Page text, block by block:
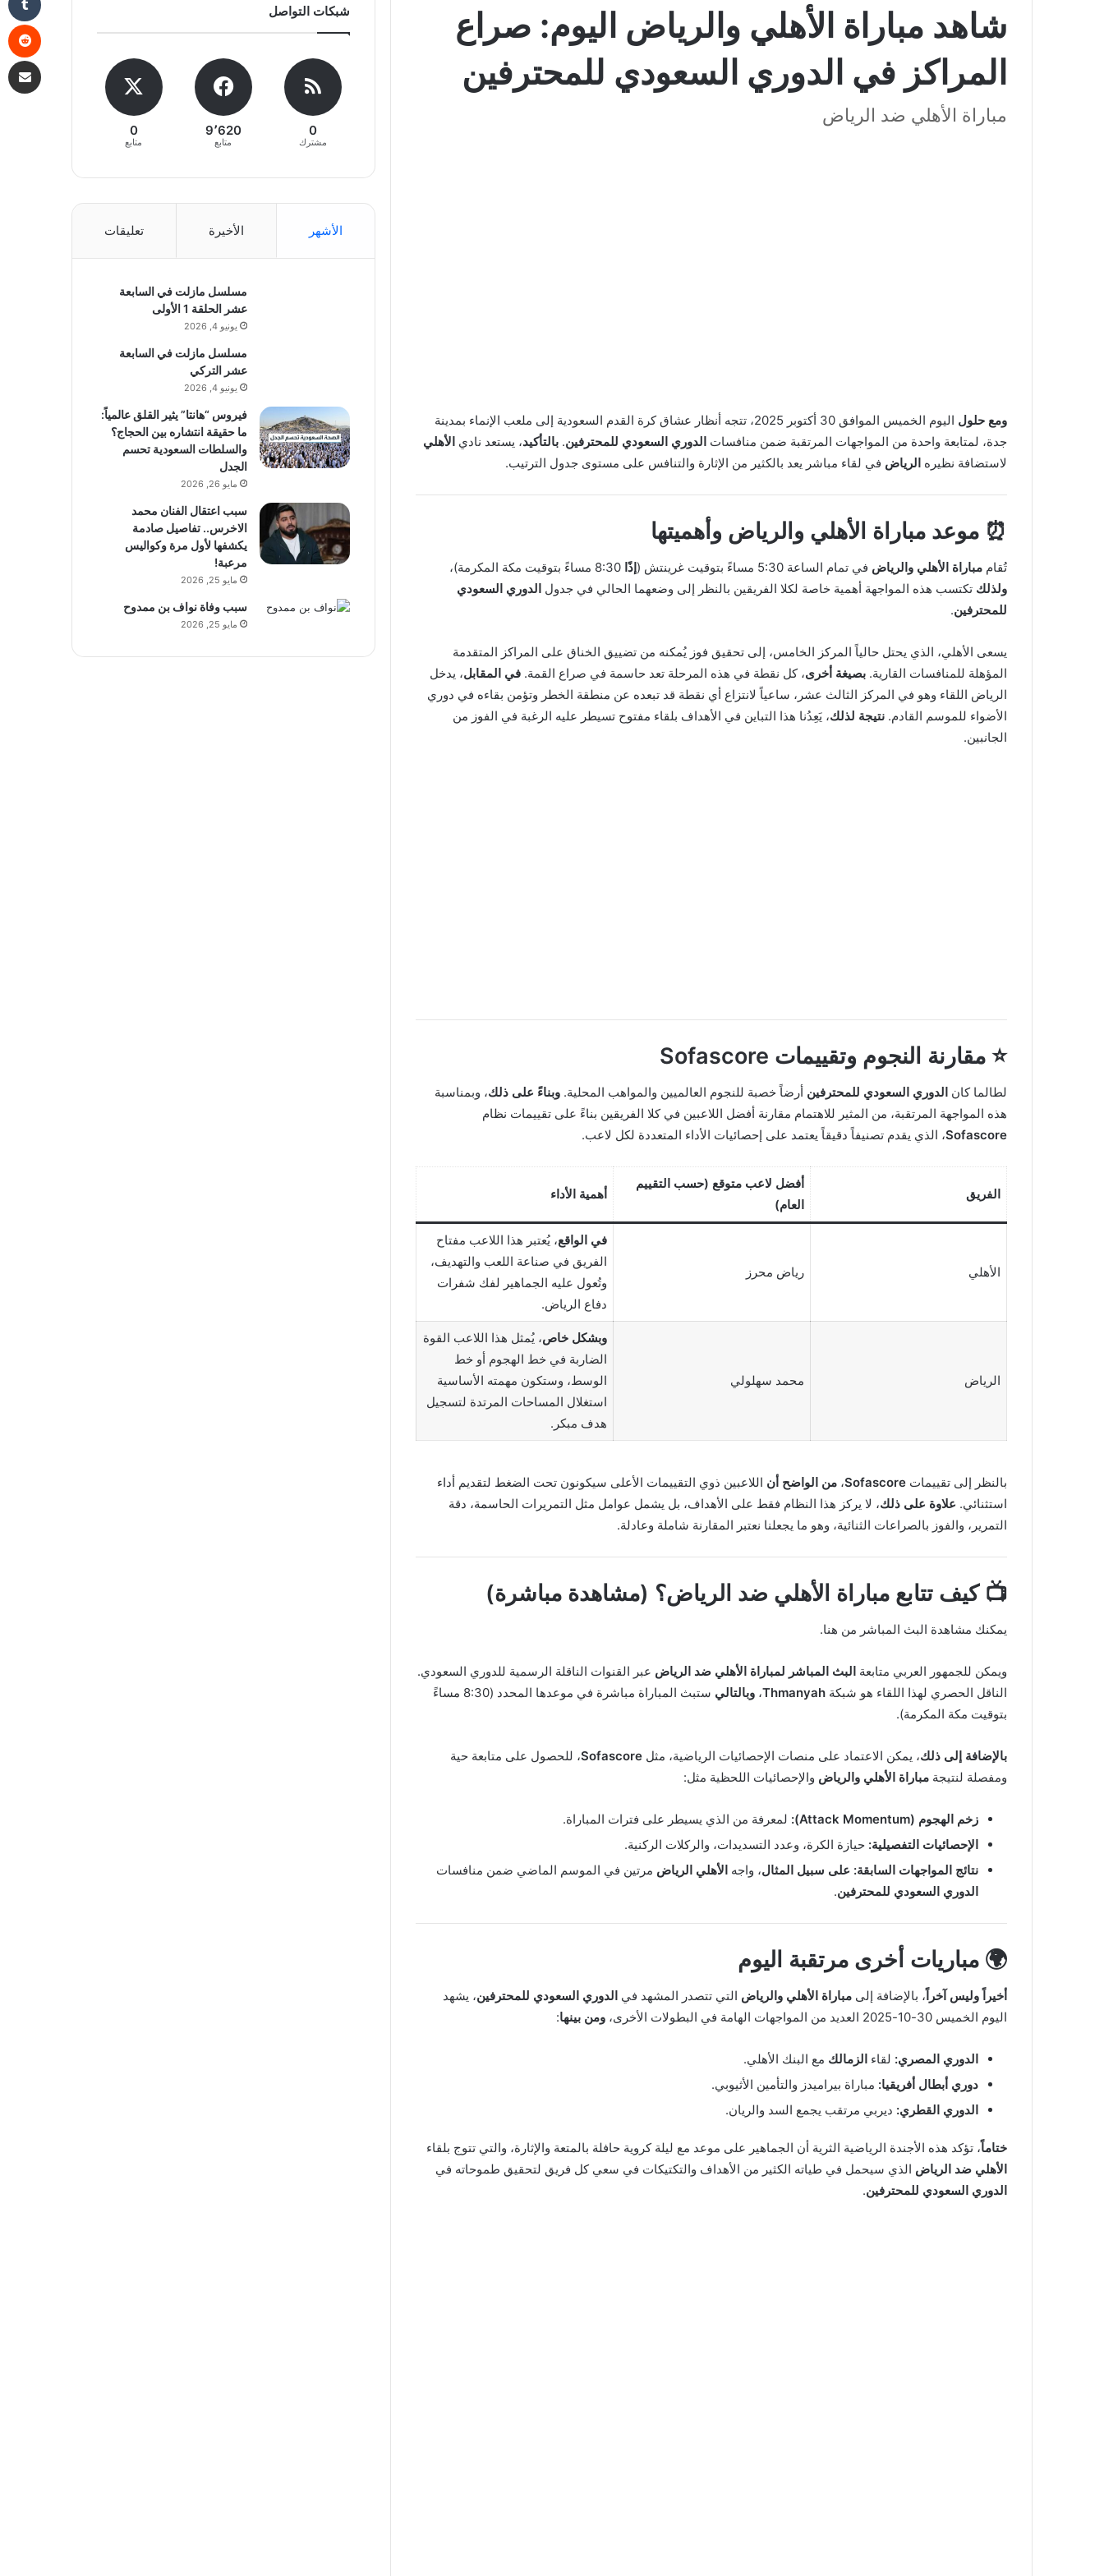
شاهد مباراة الأهلي والرياض اليوم: صراع
المراكز في الدوري السعودي للمحترفين
مباراة الأهلي ضد الرياض
ومع حلول
اليوم الخميس الموافق 30 أكتوبر 2025، تتجه أنظار عشاق كرة القدم السعودية إلى ملعب الإنماء بمدينة
جدة، لمتابعة واحدة من المواجهات المرتقبة ضمن منافسات الدوري السعودي للمحترفين. بالتأكيد، يستعد نادي الأهلي
لاستضافة نظيره الرياض في لقاء مباشر يعد بالكثير من الإثارة والتنافس على مستوى جدول الترتيب.
⏰ موعد مباراة الأهلي والرياض وأهميتها
تُقام مباراة الأهلي والرياض في تمام الساعة 5:30 مساءً بتوقيت غرينتش ( إذًا
ولذلك تكتسب هذه المواجهة أهمية خاصة لكلا الفريقين بالنظر إلى وضعهما الحالي في جدول الدوري السعودي
للمحترفين.
يسعى الأهلي، الذي يحتل حالياً المركز الخامس، إلى تحقيق فوز يُمكنه من تضييق الخناق على المراكز المتقدمة
المؤهلة للمنافسات القارية. بصيغة أخرى، كل نقطة في هذه المرحلة تعد حاسمة في صراع القمة. في المقابل، يدخل
الرياض اللقاء وهو في المركز الثالث عشر، ساعياً لانتزاع أي نقطة قد تبعده عن منطقة الخطر وتؤمن بقاءه في دوري
الأضواء للموسم القادم. نتيجة لذلك، يَعِدُنا هذا التباين في الأهداف بلقاء مفتوح تسيطر عليه الرغبة في الفوز من
الجانبين.
⭐ مقارنة النجوم وتقييمات Sofascore
لطالما كان الدوري السعودي للمحترفين أرضاً خصبة للنجوم العالميين والمواهب المحلية. وبناءً على ذلك، وبمناسبة
هذه المواجهة المرتقبة، من المثير للاهتمام مقارنة أفضل اللاعبين في كلا الفريقين بناءً على تقييمات نظام
Sofascore، الذي يقدم تصنيفاً دقيقاً يعتمد على إحصائيات الأداء المتعددة لكل لاعب.
الفريق
أفضل لاعب متوقع (حسب التقييم
العام)
أهمية الأداء
الأهلي رياض محرز
في الواقع، يُعتبر هذا اللاعب مفتاح
الفريق في صناعة اللعب والتهديف،
وتُعول عليه الجماهير لفك شفرات
دفاع الرياض.
الرياض محمد سهلولي
وبشكل خاص، يُمثل هذا اللاعب القوة
الضاربة في خط الهجوم أو خط
الوسط، وستكون مهمته الأساسية
استغلال المساحات المرتدة لتسجيل
هدف مبكر.
بالنظر إلى تقييمات Sofascore، من الواضح أن اللاعبين ذوي التقييمات الأعلى سيكونون تحت الضغط لتقديم أداء
استثنائي. علاوة على ذلك، لا يركز هذا النظام فقط على الأهداف، بل يشمل عوامل مثل التمريرات الحاسمة، دقة
التمرير، والفوز بالصراعات الثنائية، وهو ما يجعلنا نعتبر المقارنة شاملة وعادلة.
📺 كيف تتابع مباراة الأهلي ضد الرياض؟ (مشاهدة مباشرة)
يمكنك مشاهدة البث المباشر من هنا.
ويمكن للجمهور العربي متابعة البث المباشر لمباراة الأهلي ضد الرياض عبر القنوات الناقلة الرسمية للدوري السعودي.
الناقل الحصري لهذا اللقاء هو شبكة Thmanyah، وبالتالي
ستبث المباراة مباشرة في موعدها المحدد (8:30 مساءً
بتوقيت مكة المكرمة).
بالإضافة إلى ذلك، يمكن الاعتماد على منصات الإحصائيات الرياضية، مثل Sofascore، للحصول على متابعة حية
ومفصلة لنتيجة مباراة الأهلي والرياض والإحصائيات اللحظية مثل:
زخم الهجوم (Attack Momentum):
لمعرفة من الذي يسيطر على فترات المباراة.
الإحصائيات التفصيلية: حيازة الكرة، وعدد التسديدات، والركلات الركنية.
نتائج المواجهات السابقة: على سبيل المثال، واجه الأهلي الرياض مرتين في الموسم الماضي ضمن منافسات
الدوري السعودي للمحترفين.
🌍 مباريات أخرى مرتقبة اليوم
أخيراً وليس آخراً، بالإضافة إلى مباراة الأهلي والرياض التي تتصدر المشهد في الدوري السعودي للمحترفين، يشهد
اليوم الخميس 30-10-2025 العديد من المواجهات الهامة في البطولات الأخرى،
ومن بينها:
الدوري المصري: لقاء الزمالك مع البنك الأهلي.
دوري أبطال أفريقيا: مباراة بيراميدز والتأمين الأثيوبي.
الدوري القطري: ديربي مرتقب يجمع السد والريان.
ختاماً، تؤكد هذه الأجندة الرياضية الثرية أن الجماهير على موعد مع ليلة كروية حافلة بالمتعة والإثارة، والتي تتوج بلقاء
الأهلي ضد الرياض الذي سيحمل في طياته الكثير من الأهداف والتكتيكات في سعي كل فريق لتحقيق طموحاته في
الدوري السعودي للمحترفين.
شبكات التواصل
0
مشترك
9٬620
متابع
0
متابع
الأشهر الأخيرة تعليقات
مسلسل مازلت في السابعة
عشر الحلقة 1 الأولى
يونيو 4, 2026
مسلسل مازلت في السابعة
عشر التركي
يونيو 4, 2026
فيروس “هانتا” يثير القلق عالمياً:
ما حقيقة انتشاره بين الحجاج؟
والسلطات السعودية تحسم
الجدل
مايو 26, 2026
سبب اعتقال الفنان محمد
الاخرس.. تفاصيل صادمة
يكشفها لأول مرة وكواليس
مرعبة!
مايو 25, 2026
سبب وفاة نواف بن ممدوح
مايو 25, 2026